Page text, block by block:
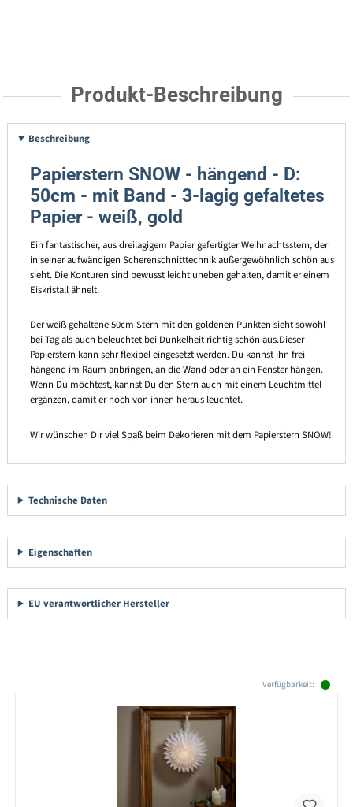
Produkt-Beschreibung
Beschreibung
Papierstern SNOW - hängend - D:
50cm - mit Band - 3-lagig gefaltetes
Papier - weiß, gold
Ein fantastischer, aus dreilagigem Papier gefertigter Weihnachtsstern, der
in seiner aufwändigen Scherenschnitttechnik außergewöhnlich schön aus
sieht. Die Konturen sind bewusst leicht uneben gehalten, damit er einem
Eiskristall ähnelt.
Der weiß gehaltene 50cm Stern mit den goldenen Punkten sieht sowohl
bei Tag als auch beleuchtet bei Dunkelheit richtig schön aus.Dieser
Papierstern kann sehr flexibel eingesetzt werden. Du kannst ihn frei
hängend im Raum anbringen, an die Wand oder an ein Fenster hängen.
Wenn Du möchtest, kannst Du den Stern auch mit einem Leuchtmittel
ergänzen, damit er noch von innen heraus leuchtet.
Wir wünschen Dir viel Spaß beim Dekorieren mit dem Papierstern SNOW!
Technische Daten
Eigenschaften
EU verantwortlicher Hersteller
Verfügbarkeit: